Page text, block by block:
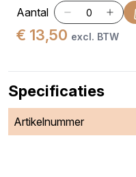
Aantal
€ 13,50 excl. BTW
Specificaties
Artikelnummer